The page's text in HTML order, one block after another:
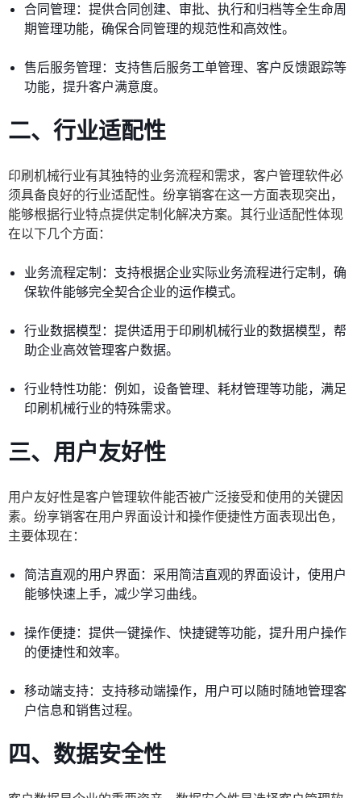
合同管理：提供合同创建、审批、执行和归档等全生命周
期管理功能，确保合同管理的规范性和高效性。
售后服务管理：支持售后服务工单管理、客户反馈跟踪等
功能，提升客户满意度。
二、行业适配性
印刷机械行业有其独特的业务流程和需求，客户管理软件必
须具备良好的行业适配性。纷享销客在这一方面表现突出，
能够根据行业特点提供定制化解决方案。其行业适配性体现
在以下几个方面：
业务流程定制：支持根据企业实际业务流程进行定制，确
保软件能够完全契合企业的运作模式。
行业数据模型：提供适用于印刷机械行业的数据模型，帮
助企业高效管理客户数据。
行业特性功能：例如，设备管理、耗材管理等功能，满足
印刷机械行业的特殊需求。
三、用户友好性
用户友好性是客户管理软件能否被广泛接受和使用的关键因
素。纷享销客在用户界面设计和操作便捷性方面表现出色，
主要体现在：
简洁直观的用户界面：采用简洁直观的界面设计，使用户
能够快速上手，减少学习曲线。
操作便捷：提供一键操作、快捷键等功能，提升用户操作
的便捷性和效率。
移动端支持：支持移动端操作，用户可以随时随地管理客
户信息和销售过程。
四、数据安全性